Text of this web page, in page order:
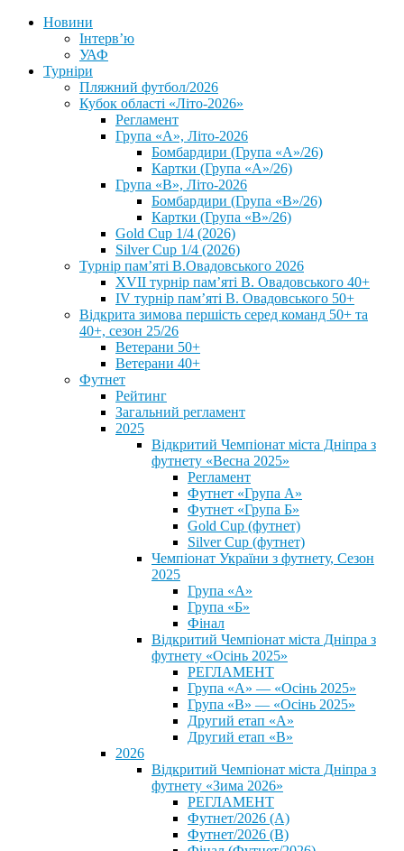
Новини
Інтерв’ю
УАФ
Турніри
Пляжний футбол/2026
Кубок області «Літо-2026»
Регламент
Група «А», Літо-2026
Бомбардири (Група «А»/26)
Картки (Група «А»/26)
Група «В», Літо-2026
Бомбардири (Група «В»/26)
Картки (Група «В»/26)
Gold Cup 1/4 (2026)
Silver Cup 1/4 (2026)
Турнір пам’яті В.Овадовського 2026
XVII турнір пам’яті В. Овадовського 40+
IV турнір пам’яті В. Овадовського 50+
Відкрита зимова першість серед команд 50+ та
40+, сезон 25/26
Ветерани 50+
Ветерани 40+
Футнет
Рейтинг
Загальний регламент
2025
Відкритий Чемпіонат міста Дніпра з
футнету «Весна 2025»
Регламент
Футнет «Група А»
Футнет «Група Б»
Gold Cup (футнет)
Silver Cup (футнет)
Чемпіонат України з футнету, Сезон
2025
Група «А»
Група «Б»
Фінал
Відкритий Чемпіонат міста Дніпра з
футнету «Осінь 2025»
РЕГЛАМЕНТ
Група «А» — «Осінь 2025»
Група «В» — «Осінь 2025»
Другий етап «А»
Другий етап «В»
2026
Відкритий Чемпіонат міста Дніпра з
футнету «Зима 2026»
РЕГЛАМЕНТ
Футнет/2026 (А)
Футнет/2026 (В)